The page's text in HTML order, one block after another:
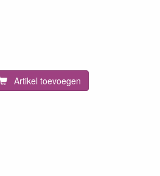
Artikel toevoegen